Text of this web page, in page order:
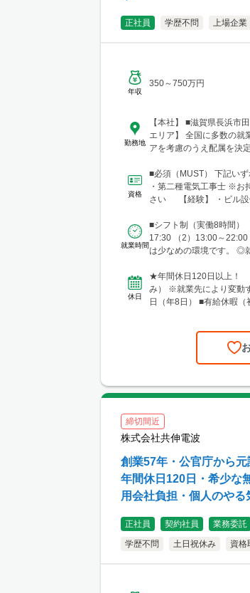
正社員 学歴不問 上場企業
年収
350～750万円
勤務地
【本社】 ■滋賀県長浜
エリア】 全国に多数の就
アを考慮のうえ配属を決
台市 ■関東 └東京23区 └
横浜・川崎・相模原・海
川・柏・浦安・市原 └さ
井・豊橋・岡崎・長久手
阜・各務原 └津・四日市
津・御殿場 ■関西 └大阪
宮・尼崎・姫路・加古川
津・木津川・城陽・京田
賀・大津・草津・近江八
資格
■必須（MUST） 下記い
・第二種電気工事士 ※お
さい 【経験】 ・ビル設
就業時間
■シフト制（実働8時間）
17:30 （2）13:00～
は少なめの環境です。 ◎
休日
★年間休日120日以上！
み） ※就業先により変動
日（年8日） ■有給休暇（
締切間近
株式会社共伸電波
創業57年・公官庁から
年間休日120日・希少な
用会社負担・個人のや
正社員 契約社員 業務委託
学歴不問
土日祝休み 資格